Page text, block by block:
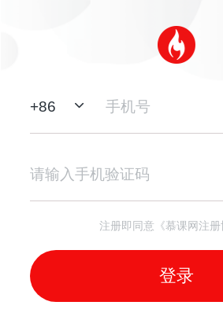
+86
注册即同意《慕课网注册
登录